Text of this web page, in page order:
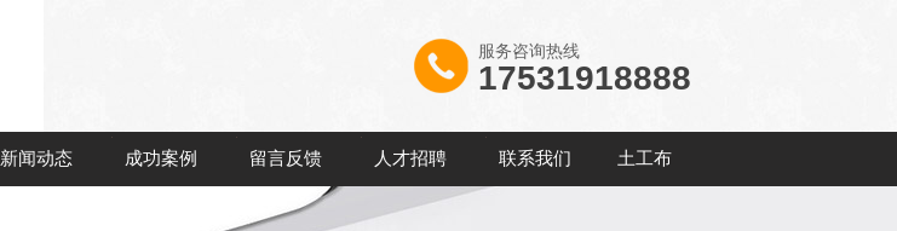
服务咨询热线
17531918888
新闻动态 成功案例 留言反馈 人才招聘 联系我们 土工布